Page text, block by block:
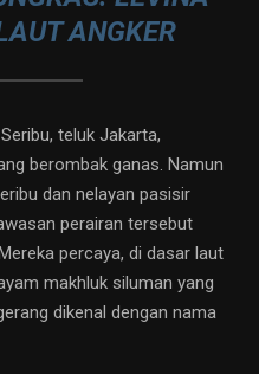
ANGKER
teluk Jakarta,
berombak ganas. Namun
dan nelayan pasisir
perairan tersebut
percaya, di dasar laut
makhluk siluman yang
dikenal dengan nama